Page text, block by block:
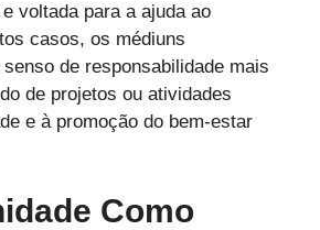
voltada para a ajuda ao
casos, os médiuns
de responsabilidade mais
de projetos ou atividades
e à promoção do bem-estar
Como